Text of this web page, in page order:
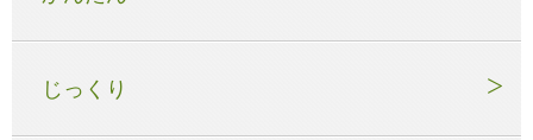
じっくり